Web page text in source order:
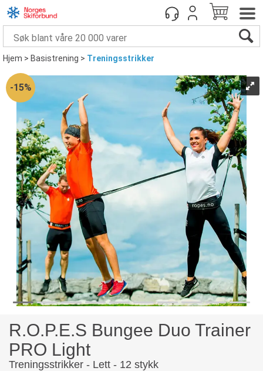
Hjem>Basistrening>Treningsstrikker
15%
R.O.P.E.S Bungee Duo Trainer
PRO Light
Treningsstrikker - Lett - 12 stykk